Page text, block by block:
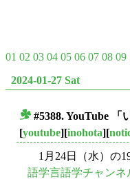
01 02 03 04 05 06 07 08 09
2024-01-27 Sat
#5388. YouTube
[youtube][inohota][
1月24日（水）の
語学言語学チャンネ